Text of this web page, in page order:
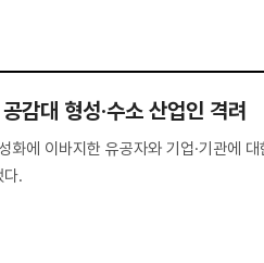
감대 형성·수소 산업인 격려
화에 이바지한 유공자와 기업·기관에
다.